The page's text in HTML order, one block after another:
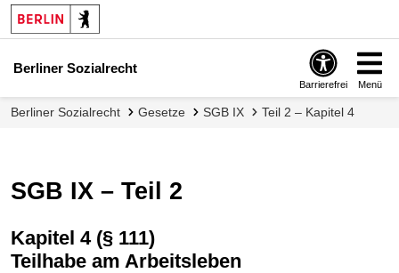
Berliner Sozialrecht
Barrierefrei Menü
Berliner Sozialrecht Gesetze SGB IX Teil 2 – Kapitel 4
SGB IX – Teil 2
Kapitel 4 (§ 111)
Teilhabe am Arbeitsleben